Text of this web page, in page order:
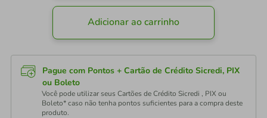
Adicionar ao carrinho
Pague com Pontos + Cartão de Crédito Sicredi, PIX
ou Boleto
Você pode utilizar seus Cartões de Crédito Sicredi , PIX ou
Boleto* caso não tenha pontos suficientes para a compra deste
produto.